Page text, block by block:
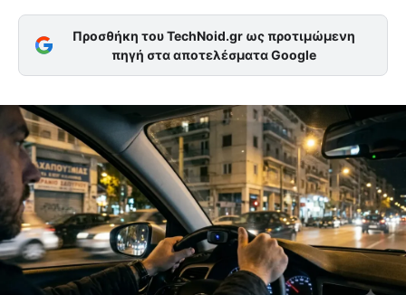
Προσθήκη του TechNoid.gr ως προτιμώμενη
πηγή στα αποτελέσματα Google